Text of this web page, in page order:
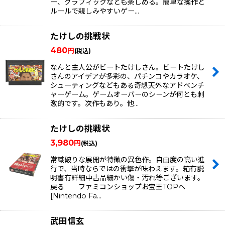
ー、グラフィックなども楽しめる。簡単な操作と
ルールで親しみやすいゲー…
たけしの挑戦状
480円 (税込)
なんと主人公がビートたけしさん。ビートたけし
さんのアイデアが多彩の、パチンコやカラオケ、
シューティングなどもある奇想天外なアドベンチ
ャーゲーム。ゲームオーバーのシーンが何とも刺
激的です。次作もあり。他…
たけしの挑戦状
3,980円 (税込)
常識破りな展開が特徴の異色作。自由度の高い進
行で、当時ならではの衝撃が味わえます。箱有説
明書有詳細中古品細かい傷・汚れ等ございます。
戻る ファミコンショップお宝王TOPへ
[Nintendo Fa…
武田信玄